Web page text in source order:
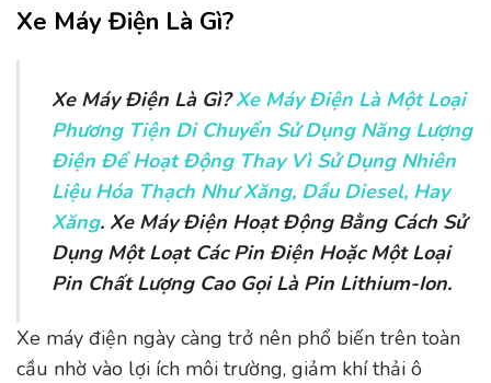
Xe Máy Điện Là Gì?
Xe Máy Điện Là Gì? Xe Máy Điện Là Một Loại
Phương Tiện Di Chuyển Sử Dụng Năng Lượng
Điện Để Hoạt Động Thay Vì Sử Dụng Nhiên
Liệu Hóa Thạch Như Xăng, Dầu Diesel, Hay
Xăng. Xe Máy Điện Hoạt Động Bằng Cách Sử
Dụng Một Loạt Các Pin Điện Hoặc Một Loại
Pin Chất Lượng Cao Gọi Là Pin Lithium-Ion.
Xe máy điện ngày càng trở nên phổ biến trên toàn
cầu nhờ vào lợi ích môi trường, giảm khí thải ô